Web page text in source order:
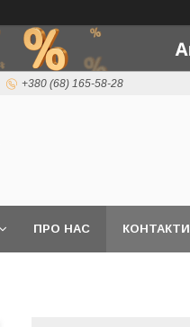
+380 (68) 165-58-28
ПРО НАС КОНТАКТИ